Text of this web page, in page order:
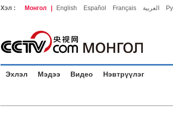
Хэл : Монгол English Español Français العربية
Эхлэл Мэдээ Видео Нэвтрүүлэг